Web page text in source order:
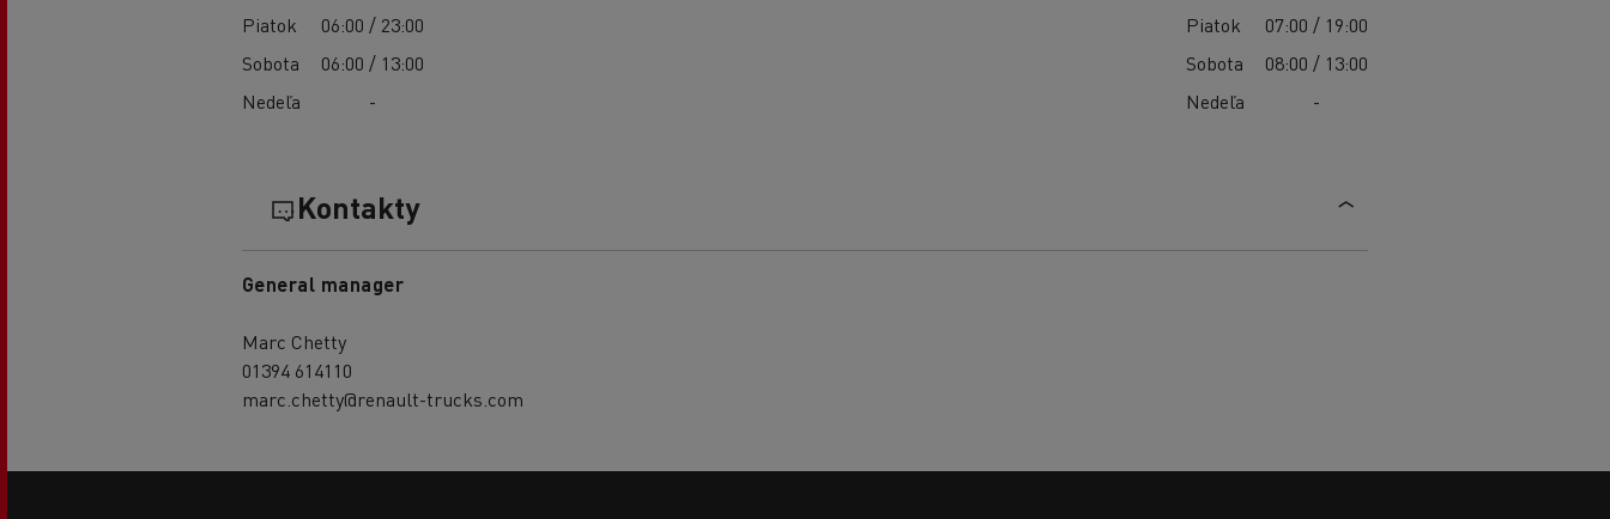
Piatok
06:00 / 23:00
Sobota
06:00 / 13:00
Nedeľa
-
Piatok
07:00 / 19:00
Sobota
08:00 / 13:00
Nedeľa
-
Kontakty
General manager
Marc Chetty
01394 614110
marc.chetty@renault-trucks.com